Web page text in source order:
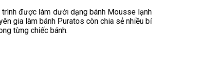
được làm dưới dạng bánh Mousse lạnh
gia làm bánh Puratos còn chia sẻ nhiều bí
từng chiếc bánh.